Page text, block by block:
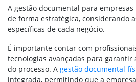
A gestão documental para
de forma estratégica, considerando
específicas de cada negócio.
É importante contar com
tecnologias avançadas para garantir
do processo. A gestão documental
integrada, permitindo que a